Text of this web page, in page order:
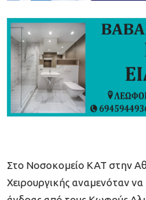
Στο Νοσοκομείο ΚΑΤ στην
Χειρουργικής αναμενόταν